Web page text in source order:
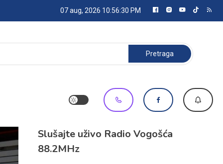
07 aug, 2026 10:56:32 PM
Pretraga:
Slušajte uživo Radio Vogošća
88.2MHz